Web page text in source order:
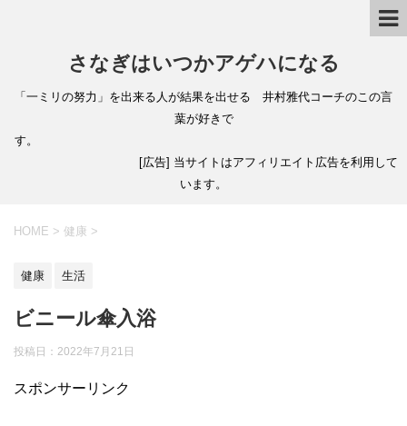
さなぎはいつかアゲハになる
「一ミリの努力」を出来る人が結果を出せる 井村雅代コーチのこの言
葉が好きで
す。
[広告] 当サイトはアフィリエイト広告を利用して
います。
HOME > 健康 >
健康 生活
ビニール傘入浴
投稿日： 2022年7月21日
スポンサーリンク